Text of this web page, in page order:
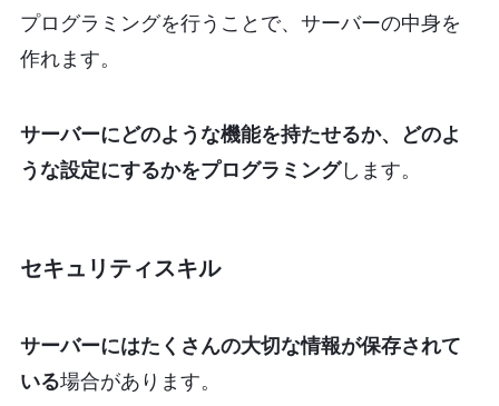
プログラミングを行うことで、サーバーの中身を
作れます。
サーバーにどのような機能を持たせるか、どのよ
うな設定にするかをプログラミングします。
セキュリティスキル
サーバーにはたくさんの大切な情報が保存されて
いる場合があります。